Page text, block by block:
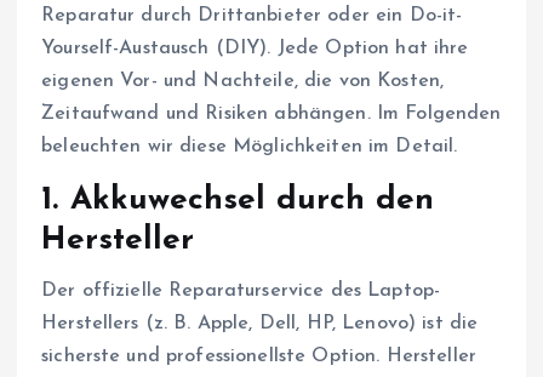
Reparatur durch Drittanbieter oder ein Do-it-
Yourself-Austausch (DIY). Jede Option hat ihre
eigenen Vor- und Nachteile, die von Kosten,
Zeitaufwand und Risiken abhängen. Im Folgenden
beleuchten wir diese Möglichkeiten im Detail.
1. Akkuwechsel durch den
Hersteller
Der offizielle Reparaturservice des Laptop-
Herstellers (z. B. Apple, Dell, HP, Lenovo) ist die
sicherste und professionellste Option. Hersteller